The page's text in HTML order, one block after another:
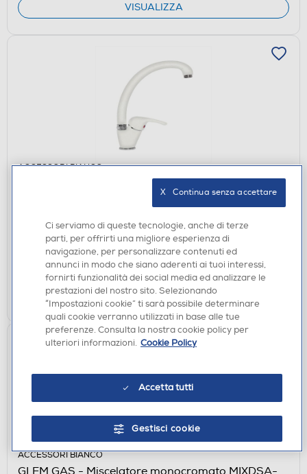
VISUALIZZA
ACCESSORI BIANCO
GLEM GAS - Miscelatore monocomando con canna
girevole MIXCWH-BIANCO OPACO
€ 111,99
Acquisto online: disponibile
Ritiro in negozio:non disponibile
AGGIUNGI
ACCESSORI BIANCO
GLEM GAS - Miscelatore monocromato MIXDSA-
Ci serviamo di queste tecnologie, anche di terze
parti, per offrirti una migliore esperienza di
navigazione, per personalizzare contenuti ed
annunci in modo che siano aderenti ai tuoi interessi,
fornirti funzionalità dei social media ed analizzare le
prestazioni del nostro sito. Selezionando
“Impostazioni cookie” ti sarà possibile determinare
quali cookie verranno utilizzati in base alle tue
preferenze. Consulta la nostra cookie policy per
ulteriori informazioni. Cookie Policy
Accetta tutti
Gestisci cookie
X   Continua senza accettare